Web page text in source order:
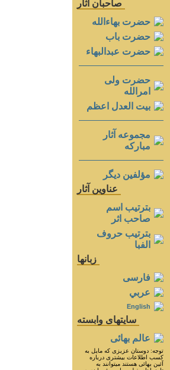
صاحبان آثار
حضرت بهاءالله
حضرت باب
حضرت عبدالبهاء
حضرت ولی
امرالله
بيت العدل اعظم
مجموعه آثار
مباركه
مؤلفين ديگر
عناوين آثار
بترتيب اسم
صاحب اثر
بترتيب حروف
الفبا
زبانها
فارسی
عربي
English
سايتهای وابسته
عالم بهائی
توجه: دوستان عزيزى كه مايل به
كسب اطلاعات بيشترى درباره
آئين بهائى هستند ميتوانند به